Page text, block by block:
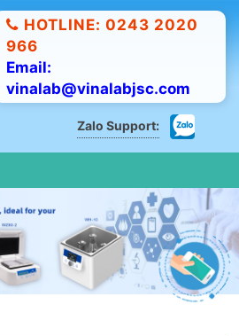
HOTLINE: 0243 2020
966
Email:
vinalab@vinalabjsc.com
Zalo Support: